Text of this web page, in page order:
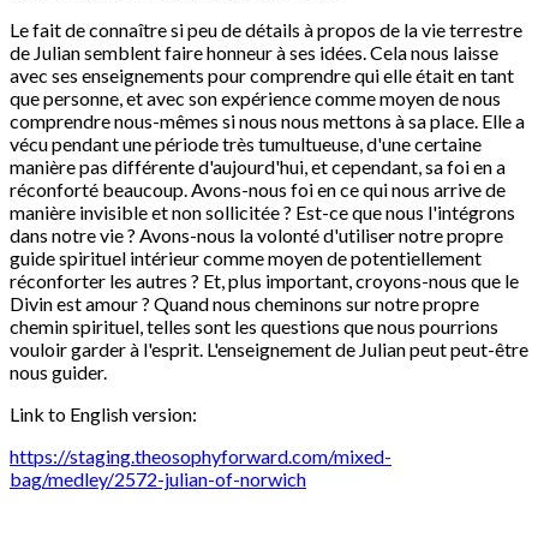
Le fait de connaître si peu de détails à propos de la vie terrestre
de Julian semblent faire honneur à ses idées. Cela nous laisse
avec ses enseignements pour comprendre qui elle était en tant
que personne, et avec son expérience comme moyen de nous
comprendre nous-mêmes si nous nous mettons à sa place. Elle a
vécu pendant une période très tumultueuse, d'une certaine
manière pas différente d'aujourd'hui, et cependant, sa foi en a
réconforté beaucoup. Avons-nous foi en ce qui nous arrive de
manière invisible et non sollicitée ? Est-ce que nous l'intégrons
dans notre vie ? Avons-nous la volonté d'utiliser notre propre
guide spirituel intérieur comme moyen de potentiellement
réconforter les autres ? Et, plus important, croyons-nous que le
Divin est amour ? Quand nous cheminons sur notre propre
chemin spirituel, telles sont les questions que nous pourrions
vouloir garder à l'esprit. L'enseignement de Julian peut peut-être
nous guider.
Link to English version:
https://staging.theosophyforward.com/mixed-
bag/medley/2572-julian-of-norwich